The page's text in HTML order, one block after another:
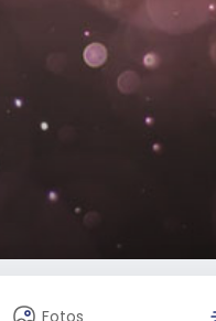
Fotos